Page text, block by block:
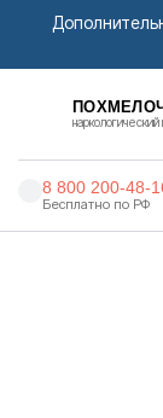
8 800 200-48-
Бесплатно по РФ